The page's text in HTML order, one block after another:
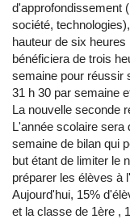
d'approfondissement
société,
hauteur de six
bénéficiera de trois
semaine pour réussir
31 h 30 par semaine
La nouvelle seconde
L'année scolaire
semaine de bilan qui
but étant de limiter le
préparer les élèves à
Aujourd'hui, 15%
et la classe de 1ère ,